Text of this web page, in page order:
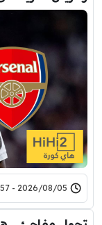
2026/08/05 - 21:57